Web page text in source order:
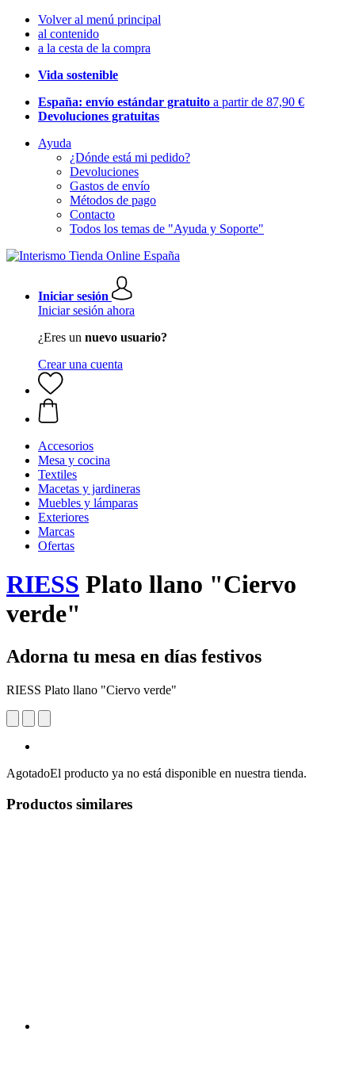
Volver al menú principal
al contenido
a la cesta de la compra
Vida sostenible
España: envío estándar gratuito a partir de 87,90 €
Devoluciones gratuitas
Ayuda
¿Dónde está mi pedido?
Devoluciones
Gastos de envío
Métodos de pago
Contacto
Todos los temas de "Ayuda y Soporte"
Iniciar sesión
Iniciar sesión ahora
¿Eres un nuevo usuario?
Crear una cuenta
Accesorios
Mesa y cocina
Textiles
Macetas y jardineras
Muebles y lámparas
Exteriores
Marcas
Ofertas
RIESS Plato llano "Ciervo
verde"
Adorna tu mesa en días festivos
RIESS Plato llano "Ciervo verde"
AgotadoEl producto ya no está disponible en nuestra tienda.
Productos similares